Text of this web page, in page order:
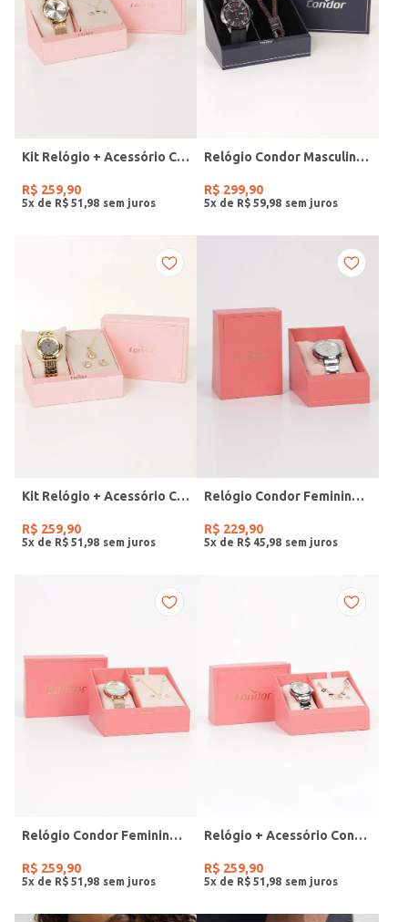
Kit Relógio + Acessório Condor Feminino DOURADO
R$ 259,90
5x de R$ 51 98
Relógio Condor Masculino PRETO
R$ 299,90
5x de R$ 59 98
Kit Relógio + Acessório Condor Feminino DOURADO
R$ 259,90
5x de R$ 51 98
Relógio Condor Feminino PRATA
R$ 229,90
5x de R$ 45 98
Relógio Condor Feminino DOURADO
R$ 259,90
5x de R$ 51 98
Relógio + Acessório Condor Feminino PRATA
R$ 259,90
5x de R$ 51 98